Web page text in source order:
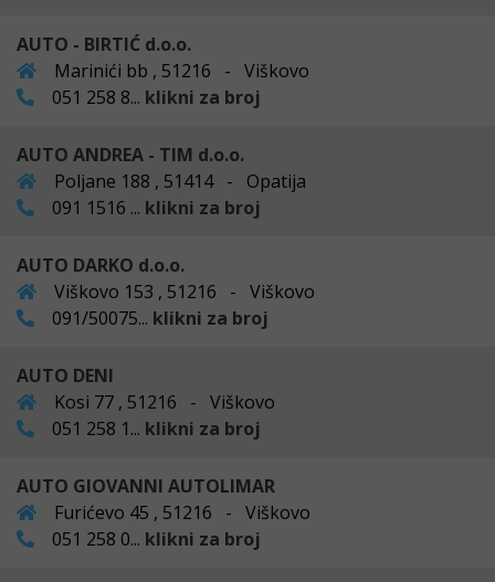
AUTO - BIRTIĆ d.o.o.
Marinići bb , 51216 - Viškovo
051 258 8... klikni za broj
AUTO ANDREA - TIM d.o.o.
Poljane 188 , 51414 - Opatija
091 1516 ... klikni za broj
AUTO DARKO d.o.o.
Viškovo 153 , 51216 - Viškovo
091/50075... klikni za broj
AUTO DENI
Kosi 77 , 51216 - Viškovo
051 258 1... klikni za broj
AUTO GIOVANNI AUTOLIMAR
Furićevo 45 , 51216 - Viškovo
051 258 0... klikni za broj